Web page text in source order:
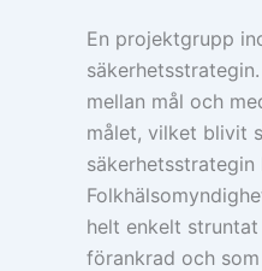
En projektgrupp
mellan mål och
målet, vilket blivit
säkerhetsstrategin
helt enkelt
förankrad och